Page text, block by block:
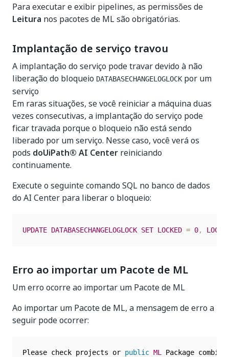
Para executar e exibir pipelines, as permissões de
Leitura nos pacotes de ML são obrigatórias.
Implantação de serviço travou
A implantação do serviço pode travar devido à não
liberação do bloqueio DATABASECHANGELOGLOCK por um
serviço
Em raras situações, se você reiniciar a máquina duas
vezes consecutivas, a implantação do serviço pode
ficar travada porque o bloqueio não está sendo
liberado por um serviço. Nesse caso, você verá os
pods doUiPath® AI Center reiniciando
continuamente.
Execute o seguinte comando SQL no banco de dados
do AI Center para liberar o bloqueio:
UPDATE DATABASECHANGELOGLOCK SET LOCKED = 0,
Erro ao importar um Pacote de ML
Um erro ocorre ao importar um Pacote de ML
Ao importar um Pacote de ML, a mensagem de erro a
seguir pode ocorrer:
Please check projects or public ML Package